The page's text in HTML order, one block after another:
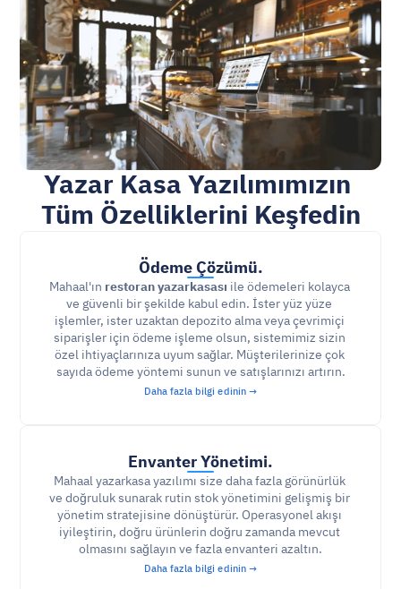
Yazar Kasa Yazılımımızın
Tüm Özelliklerini Keşfedin
Ödeme Çözümü.
Mahaal'ın restoran yazarkasası ile ödemeleri kolayca
ve güvenli bir şekilde kabul edin. İster yüz yüze
işlemler, ister uzaktan depozito alma veya çevrimiçi
siparişler için ödeme işleme olsun, sistemimiz sizin
özel ihtiyaçlarınıza uyum sağlar. Müşterilerinize çok
sayıda ödeme yöntemi sunun ve satışlarınızı artırın.
Daha fazla bilgi edinin →
Envanter Yönetimi.
Mahaal yazarkasa yazılımı size daha fazla görünürlük
ve doğruluk sunarak rutin stok yönetimini gelişmiş bir
yönetim stratejisine dönüştürür. Operasyonel akışı
iyileştirin, doğru ürünlerin doğru zamanda mevcut
olmasını sağlayın ve fazla envanteri azaltın.
Daha fazla bilgi edinin →